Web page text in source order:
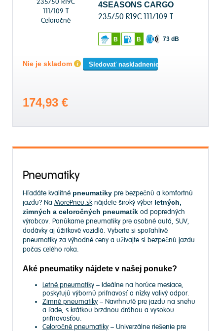
4SEASONS CARGO
235/50 R19C 111/109 T
B B 73 dB
Nie je skladom Sledovať naskladnenie
174,93 €
Pneumatiky
Hľadáte kvalitné pneumatiky pre bezpečnú a komfortnú
jazdu? Na MorePneu.sknájdete široký výber letných,
zimných a celoročných pneumatík od popredných
výrobcov. Ponúkame pneumatiky pre osobné autá, SUV,
dodávky aj úžitkové vozidlá. Vyberte si spoľahlivé
pneumatiky za výhodné ceny a užívajte si bezpečnú jazdu
počas celého roka.
Aké pneumatiky nájdete v našej ponuke?
Letné pneumatiky – Ideálne na horúce mesiace,
poskytujú výbornú priľnavosť a nízky valivý odpor.
Zimné pneumatiky – Navrhnuté pre jazdu na snehu
a ľade, s krátkou brzdnou dráhou a vysokou
priľnavosťou.
Celoročné pneumatiky – Univerzálne riešenie pre